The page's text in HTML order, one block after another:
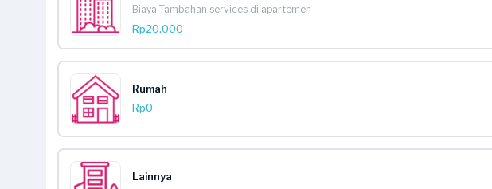
Biaya Tambahan services di apartemen
Rp20.000
Rumah
Rp0
Lainnya